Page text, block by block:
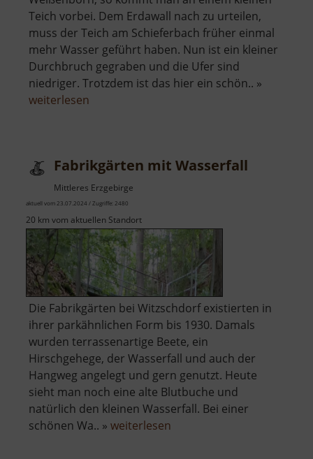
Teich vorbei. Dem Erdawall nach zu urteilen,
muss der Teich am Schieferbach früher einmal
mehr Wasser geführt haben. Nun ist ein kleiner
Durchbruch gegraben und die Ufer sind
niedriger. Trotzdem ist das hier ein schön.. »
weiterlesen
Fabrikgärten mit Wasserfall
Mittleres Erzgebirge
aktuell vom 23.07.2024 / Zugriffe: 2480
20 km vom aktuellen Standort
Die Fabrikgärten bei Witzschdorf existierten in
ihrer parkähnlichen Form bis 1930. Damals
wurden terrassenartige Beete, ein
Hirschgehege, der Wasserfall und auch der
Hangweg angelegt und gern genutzt. Heute
sieht man noch eine alte Blutbuche und
natürlich den kleinen Wasserfall. Bei einer
schönen Wa.. » weiterlesen